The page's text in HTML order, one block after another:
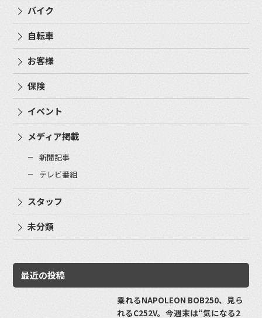
バイク
自転車
お客様
保険
イベント
メディア掲載
新聞記事
テレビ番組
スタッフ
未分類
最近の投稿
乗れるNAPOLEON BOB250、見ら
れるC252V。今週末は“気になる2